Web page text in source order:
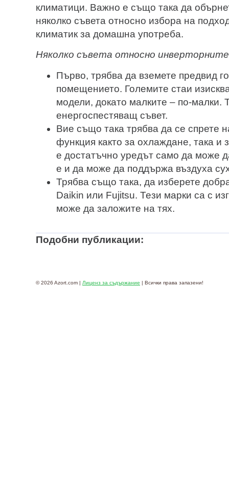
климатици. Важно е също така да
няколко съвета относно избора на
климатик за домашна употреба.
Няколко съвета относно
Първо, трябва да вземете предвид
помещението. Големите стаи
модели, докато малките – по-малки.
енергоспестяващ съвет.
Вие също така трябва да се спрете
функция както за охлаждане, така и
е достатъчно уредът само да може
е и да може да поддържа въздуха
Трябва също така, да изберете
Daikin или Fujitsu. Тези марки са с
може да заложите на тях.
Подобни публикации:
© 2026 Azort.com | Лиценз за съдържание | Всички права запазени!